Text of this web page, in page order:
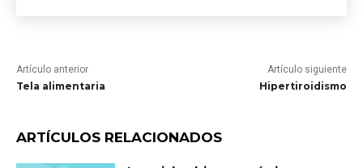
Artículo anterior
Tela alimentaria
Artículo siguiente
Hipertiroidismo
ARTÍCULOS RELACIONADOS